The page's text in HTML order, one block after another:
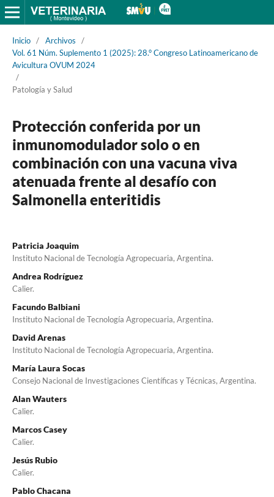
Inicio / Archivos
/
Vol. 61 Núm. Suplemento 1 (2025): 28.° Congreso Latinoamericano de
Avicultura OVUM 2024
/
Patología y Salud
Protección conferida por un
inmunomodulador solo o en
combinación con una vacuna viva
atenuada frente al desafío con
Salmonella enteritidis
Patricia Joaquim
Instituto Nacional de Tecnología Agropecuaria, Argentina.
Andrea Rodríguez
Calier.
Facundo Balbiani
Instituto Nacional de Tecnología Agropecuaria, Argentina.
David Arenas
Instituto Nacional de Tecnología Agropecuaria, Argentina.
María Laura Socas
Consejo Nacional de Investigaciones Científicas y Técnicas, Argentina.
Alan Wauters
Calier.
Marcos Casey
Calier.
Jesús Rubio
Calier.
Pablo Chacana